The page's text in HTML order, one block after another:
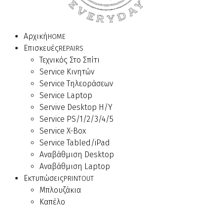
ΑρχικήHOME
ΕπισκευέςREPAIRS
Τεχνικός Στο Σπίτι
Service Κινητών
Service Τηλεοράσεων
Service Laptop
Servive Desktop Η/Υ
Service PS/1/2/3/4/5
Service X-Box
Service Tabled/iPad
Αναβάθμιση Desktop
Αναβάθμιση Laptop
ΕκτυπώσειςPRINTOUT
Μπλουζάκια
Καπέλο